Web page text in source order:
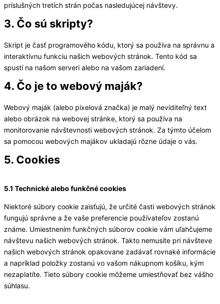
príslušných tretích strán počas nasledujúcej návštevy.
3. Čo sú skripty?
Skript je časť programového kódu, ktorý sa používa na správnu a
interaktívnu funkciu našich webových stránok. Tento kód sa
spustí na našom serveri alebo na vašom zariadení.
4. Čo je to webový maják?
Webový maják (alebo pixelová značka) je malý neviditeľný text
alebo obrázok na webovej stránke, ktorý sa používa na
monitorovanie návštevnosti webových stránok. Za týmto účelom
sa pomocou webových majákov ukladajú rôzne údaje o vás.
5. Cookies
5.1 Technické alebo funkčné cookies
Niektoré súbory cookie zaisťujú, že určité časti webových stránok
fungujú správne a že vaše preferencie používateľov zostanú
známe. Umiestnením funkčných súborov cookie vám uľahčujeme
návštevu našich webových stránok. Takto nemusíte pri návšteve
našich webových stránok opakovane zadávať rovnaké informácie
a napríklad položky zostanú vo vašom nákupnom košíku, kým
nezaplatíte. Tieto súbory cookie môžeme umiestňovať bez vášho
súhlasu.